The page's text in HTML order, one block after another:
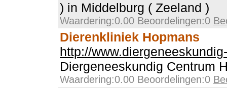
) in Middelburg ( Zeeland )
Waardering:0.00 Beoordelingen:0
Dierenkliniek Hopmans
http://
Diergeneeskundig Centrum
Waardering:0.00 Beoordelingen:0